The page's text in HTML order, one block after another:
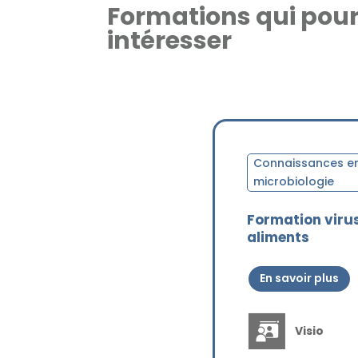
Formations qui
intéresser
Connaissances
microbiologie
Formation
aliments
En savoir plus
Visio